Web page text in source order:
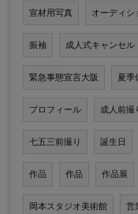
宣材用写真 オーディシ
振袖 成人式キャンセル
緊急事態宣言大阪 夏季
プロフィール 成人前撮
七五三前撮り 誕生日
作品 作品 作品展
岡本スタジオ美術館 営